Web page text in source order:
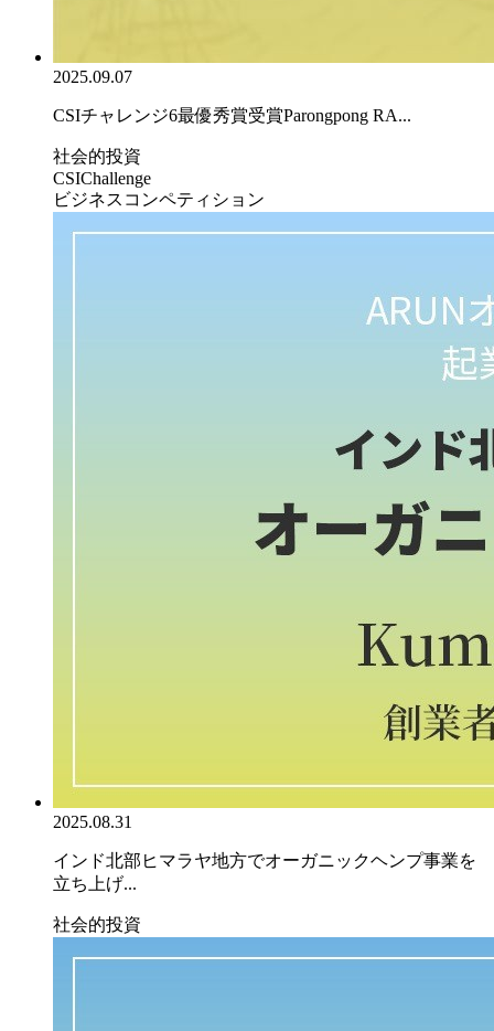
2025.09.07
CSIチャレンジ6最優秀賞受賞Parongpong RA...
社会的投資
CSIChallenge
ビジネスコンペティション
2025.08.31
インド北部ヒマラヤ地方でオーガニックヘンプ事業を
立ち上げ...
社会的投資